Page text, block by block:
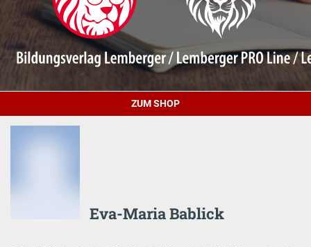
ZUM SHOP
Eva-Maria Bablick